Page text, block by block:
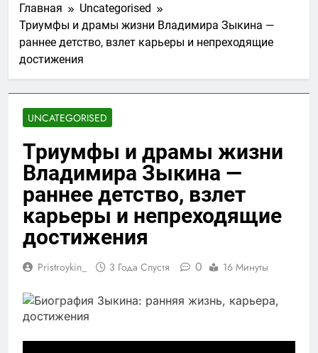
Главная
Uncategorised
Триумфы и драмы жизни Владимира Зыкина —
раннее детство, взлет карьеры и непреходящие
достижения
UNCATEGORISED
Триумфы и драмы жизни
Владимира Зыкина —
раннее детство, взлет
карьеры и непреходящие
достижения
Pristroykin_ 3 Года Спустя 0 16 Минуты